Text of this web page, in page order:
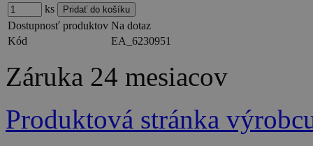
ks
Dostupnosť produktov Na dotaz
Kód
EA_6230951
Záruka 24 mesiacov
Produktová stránka